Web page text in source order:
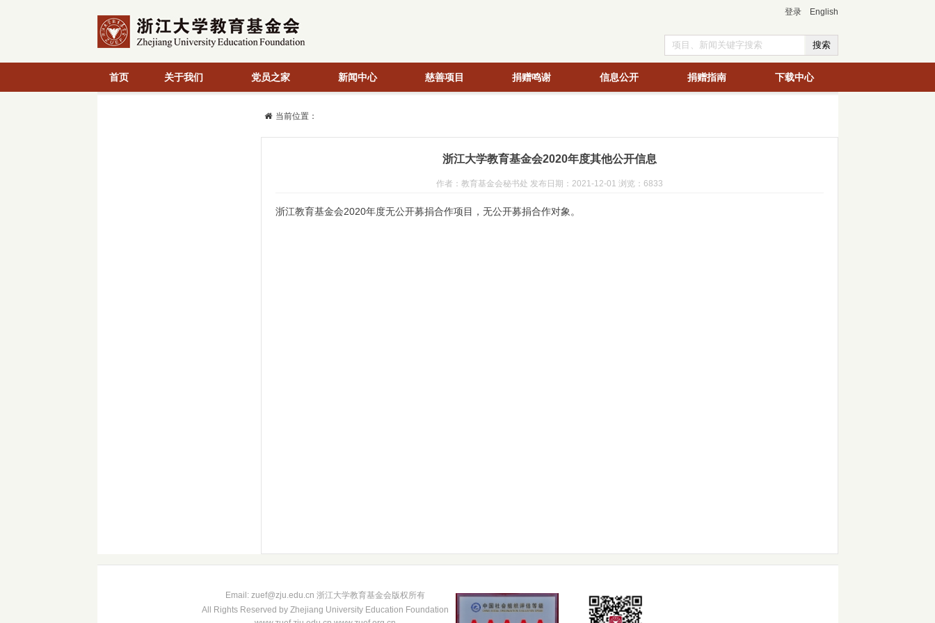
登录 English
首页 关于我们 党员之家 新闻中心 慈善项目 捐赠鸣谢 信息公开 捐赠指南 下载中心
当前位置：
浙江大学教育基金会2020年度其他公开信息
作者：教育基金会秘书处 发布日期：2021-12-01 浏览：6833
浙江教育基金会2020年度无公开募捐合作项目，无公开募捐合作对象。
Email: zuef@zju.edu.cn 浙江大学教育基金会版权所有
All Rights Reserved by Zhejiang University Education Foundation